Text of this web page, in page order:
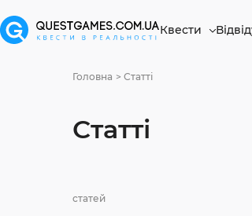
Квести
Головна Статті
Статті
статей